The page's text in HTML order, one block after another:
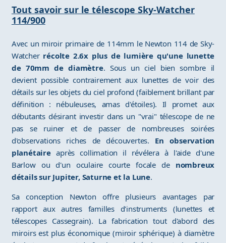
Tout savoir sur le télescope Sky-Watcher
114/900
Avec un miroir primaire de 114mm le Newton 114 de Sky-
Watcher récolte 2.6x plus de lumière qu'une lunette
de 70mm de diamètre. Sous un ciel bien sombre il
devient possible contrairement aux lunettes de voir des
détails sur les objets du ciel profond (faiblement brillant par
définition : nébuleuses, amas d'étoiles). Il promet aux
débutants désirant investir dans un "vrai" télescope de ne
pas se ruiner et de passer de nombreuses soirées
d'observations riches de découvertes. En observation
planétaireaprès collimation il révélera à l'aide d'une
Barlow ou d'un oculaire courte focale de nombreux
détails sur Jupiter, Saturne et la Lune.
Sa conception Newton offre plusieurs avantages par
rapport aux autres familles d'instruments (lunettes et
télescopes Cassegrain). La fabrication tout d'abord des
miroirs est plus économique (miroir sphérique) à diamètre